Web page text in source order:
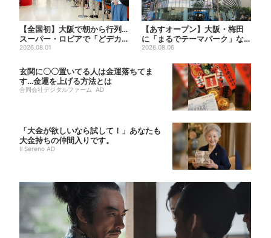
【全国初】大阪で朝から行列…
スーパー・ロピアで「どデカ
抽選会」、開始30分で“1...
2026.08.01
【あすオープン】大阪・梅田
に「まるでテーマパーク」な
巨大スポーツ店、461ブラン...
2026.08.06
玄関に〇〇置いてる人は金運落ちてま
す…金運を上げる方法とは
合同会社デジタルファーム AD
「大金が欲しいなら試して！」あなたも
大金持ちの仲間入りです。
Il Sereno AD